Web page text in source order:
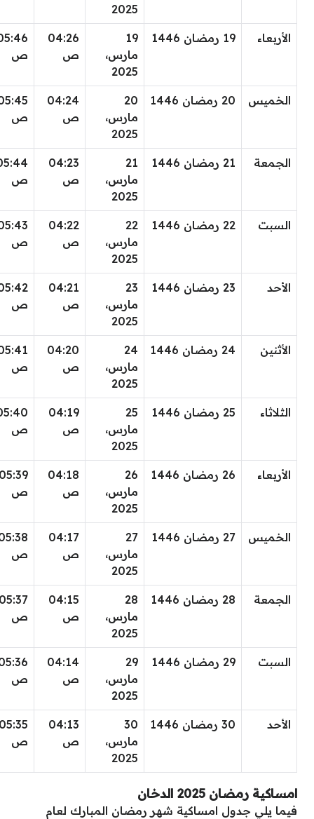
2025
الأربعاء 19 رمضان 1446
19
مارس،
2025
04:26
ص
ص
الخميس 20 رمضان 1446
20
مارس،
2025
04:24
ص
ص
الجمعة 21 رمضان 1446
21
مارس،
2025
04:23
ص
ص
السبت 22 رمضان 1446
22
مارس،
2025
04:22
ص
ص
الأحد 23 رمضان 1446
23
مارس،
2025
04:21
ص
ص
الأثنين 24 رمضان 1446
24
مارس،
2025
04:20
ص
ص
الثلاثاء 25 رمضان 1446
25
مارس،
2025
04:19
ص
ص
الأربعاء 26 رمضان 1446
26
مارس،
2025
04:18
ص
ص
الخميس 27 رمضان 1446
27
مارس،
2025
04:17
ص
ص
الجمعة 28 رمضان 1446
28
مارس،
2025
04:15
ص
ص
السبت 29 رمضان 1446
29
مارس،
2025
04:14
ص
ص
الأحد 30 رمضان 1446
30
مارس،
2025
04:13
ص
ص
امساكية رمضان 2025 الدخان
فيما يلي جدول امساكية شهر رمضان المبارك لعام